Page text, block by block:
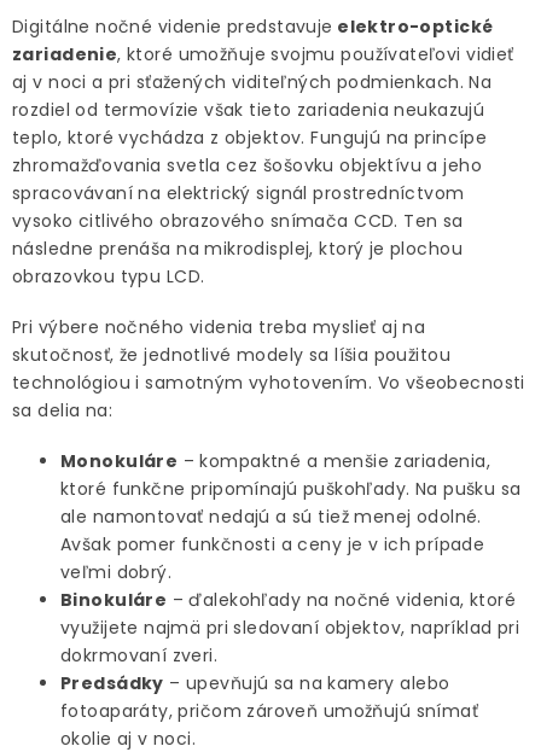
Digitálne nočné videnie predstavuje elektro-optické
zariadenie, ktoré umožňuje svojmu používateľovi vidieť
aj v noci a pri sťažených viditeľných podmienkach. Na
rozdiel od termovízie však tieto zariadenia neukazujú
teplo, ktoré vychádza z objektov. Fungujú na princípe
zhromažďovania svetla cez šošovku objektívu a jeho
spracovávaní na elektrický signál prostredníctvom
vysoko citlivého obrazového snímača CCD. Ten sa
následne prenáša na mikrodisplej, ktorý je plochou
obrazovkou typu LCD.
Pri výbere nočného videnia treba myslieť aj na
skutočnosť, že jednotlivé modely sa líšia použitou
technológiou i samotným vyhotovením. Vo všeobecnosti
sa delia na:
Monokuláre – kompaktné a menšie zariadenia,
ktoré funkčne pripomínajú puškohľady. Na pušku sa
ale namontovať nedajú a sú tiež menej odolné.
Avšak pomer funkčnosti a ceny je v ich prípade
veľmi dobrý.
Binokuláre – ďalekohľady na nočné videnia, ktoré
využijete najmä pri sledovaní objektov, napríklad pri
dokrmovaní zveri.
Predsádky – upevňujú sa na kamery alebo
fotoaparáty, pričom zároveň umožňujú snímať
okolie aj v noci.